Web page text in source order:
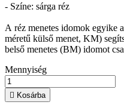
- Színe: sárga réz
A réz menetes idomok egyike
méretű külső menet, KM)
belső menetes (BM) idomot
Mennyiség
 Kosárba